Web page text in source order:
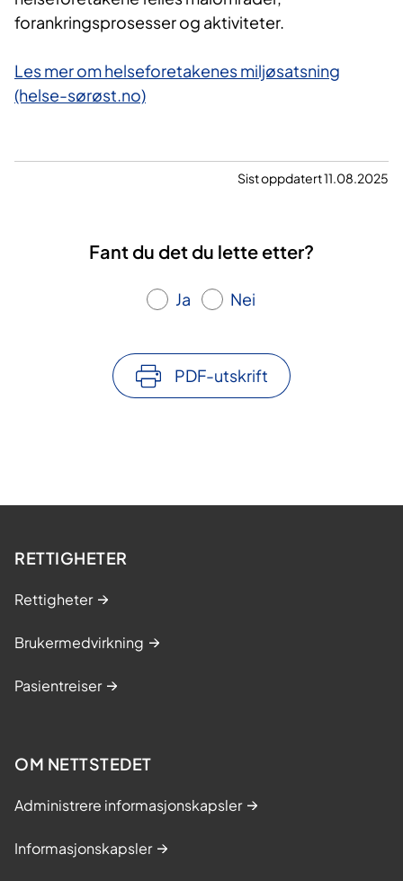
forankringsprosesser og aktiviteter.
Les mer om helseforetakenes miljøsatsning
(helse-sørøst.no)​
Sist oppdatert 11.08.2025
Fant du det du lette etter?
Ja Nei
PDF-utskrift
RETTIGHETER
Rettigheter
Brukermedvirkning
Pasientreiser
OM NETTSTEDET
Administrere informasjonskapsler
Informasjonskapsler